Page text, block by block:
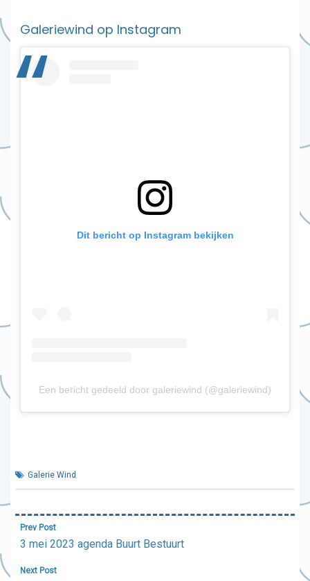
Galeriewind op Instagram
Dit bericht op Instagram bekijken
Een bericht gedeeld door galeriewind (@galeriewind)
Galerie Wind
Bericht
navigatie
Prev Post
3 mei 2023 agenda Buurt Bestuurt
Next Post